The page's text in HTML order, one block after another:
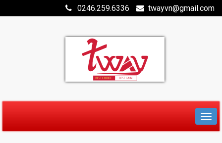
0246.259.6336 twayvn@gmail.com